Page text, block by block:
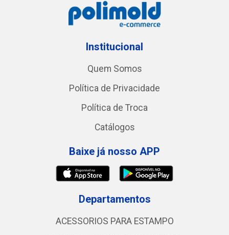
Institucional
Quem Somos
Política de Privacidade
Política de Troca
Catálogos
Baixe já nosso APP
Departamentos
ACESSORIOS PARA ESTAMPO